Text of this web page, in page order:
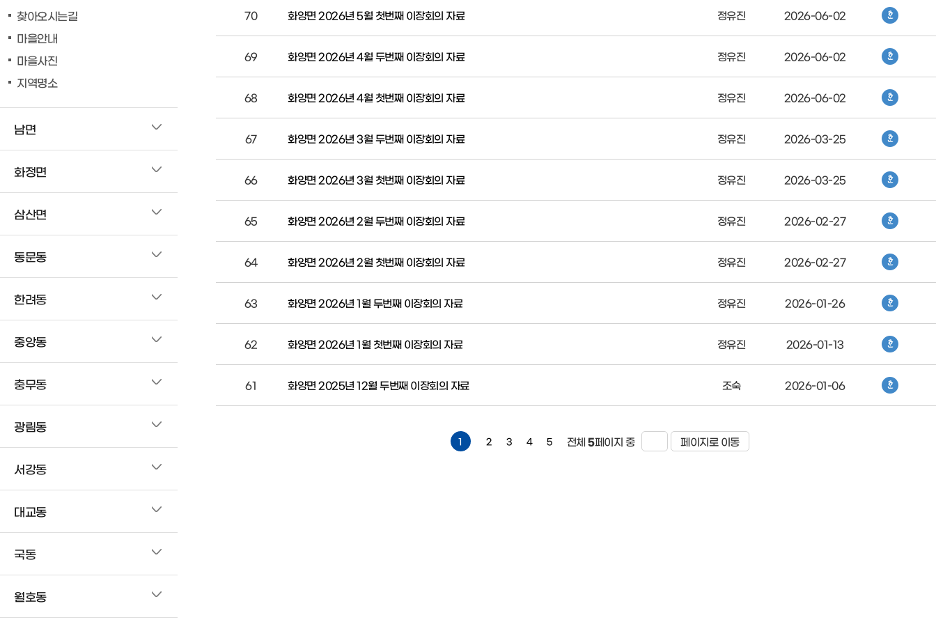
찾아오시는길
마을안내
마을사진
지역명소
남면
화정면
삼산면
동문동
한려동
중앙동
충무동
광림동
서강동
대교동
국동
월호동
70 화양면 2026년 5월 첫번째 이장회의 자료 정유진 2026-06-02
69 화양면 2026년 4월 두번째 이장회의 자료 정유진 2026-06-02
68 화양면 2026년 4월 첫번째 이장회의 자료 정유진 2026-06-02
67 화양면 2026년 3월 두번째 이장회의 자료 정유진 2026-03-25
66 화양면 2026년 3월 첫번째 이장회의 자료 정유진 2026-03-25
65 화양면 2026년 2월 두번째 이장회의 자료 정유진 2026-02-27
64 화양면 2026년 2월 첫번째 이장회의 자료 정유진 2026-02-27
63 화양면 2026년 1월 두번째 이장회의 자료 정유진 2026-01-26
62 화양면 2026년 1월 첫번째 이장회의 자료 정유진 2026-01-13
61 화양면 2025년 12월 두번째 이장회의 자료 조숙 2026-01-06
1 2 3 4 5 전체 5페이지 중 페이지로 이동